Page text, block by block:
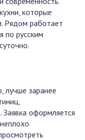
которые
Рядом работает
по русским
лучше заранее
оформляется